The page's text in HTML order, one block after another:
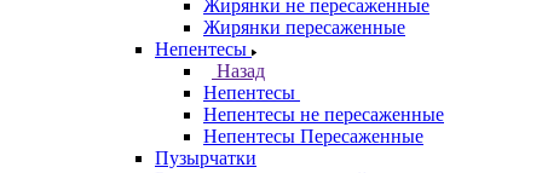
Жирянки не пересаженные
Жирянки пересаженные
Непентесы
Назад
Непентесы
Непентесы не пересаженные
Непентесы Пересаженные
Пузырчатки